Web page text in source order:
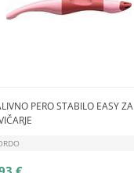
PERO STABILO EASY ZA